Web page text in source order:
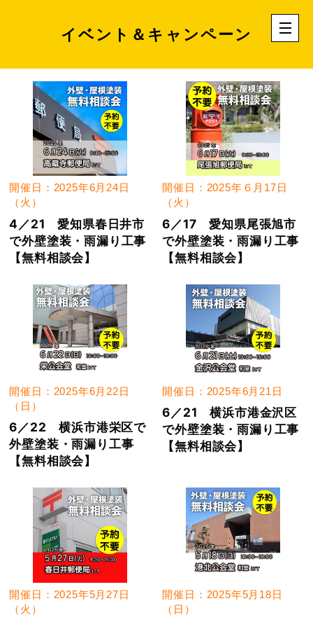
イベント＆キャンペーン
開催日：2025年6月24日
（火）
4／21 愛知県春日井市
で外壁塗装・雨漏り工事
【無料相談会】
開催日：2025年６月17日
（火）
6／17 愛知県尾張旭市
で外壁塗装・雨漏り工事
【無料相談会】
開催日：2025年6月22日
（日）
6／22 横浜市港栄区で
外壁塗装・雨漏り工事
【無料相談会】
開催日：2025年6月21日
6／21 横浜市港金沢区
で外壁塗装・雨漏り工事
【無料相談会】
開催日：2025年5月27日
（火）
開催日：2025年5月18日
（日）